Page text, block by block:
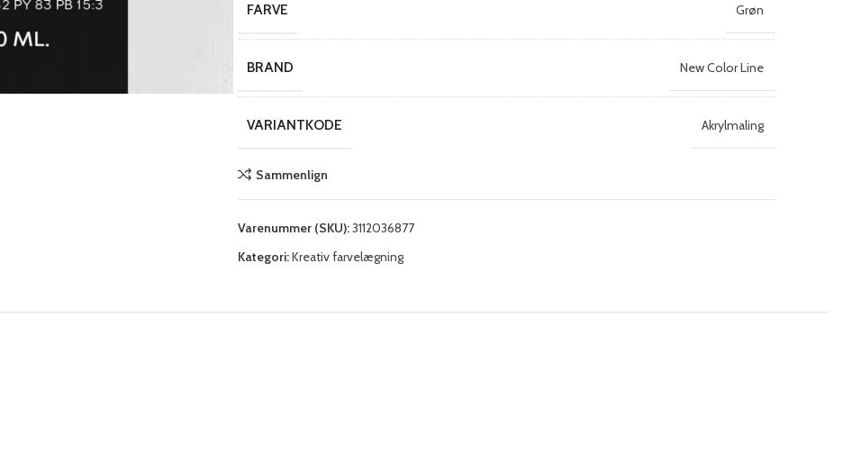
FARVE Grøn
BRAND New Color Line
VARIANTKODE Akrylmaling
Sammenlign
Varenummer (SKU):3112036877
Kategori:Kreativ farvelægning